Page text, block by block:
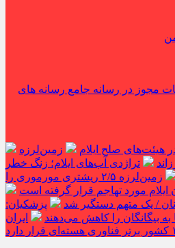
مجوز در رسانه جامع رسانه های
زمین‌لرزه
تراژدی آب‌های ایلام؛ زنگ خطر
زمین‌لرزه ۲/۵ ریشتری مورموری را
/ یک متهم دستگیر شد
پزشکیان:
به بیگانگان را کاهش می‌دهند
ایران